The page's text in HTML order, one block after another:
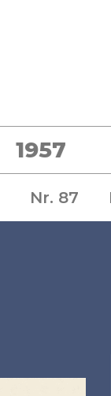
1957
Nr. 87